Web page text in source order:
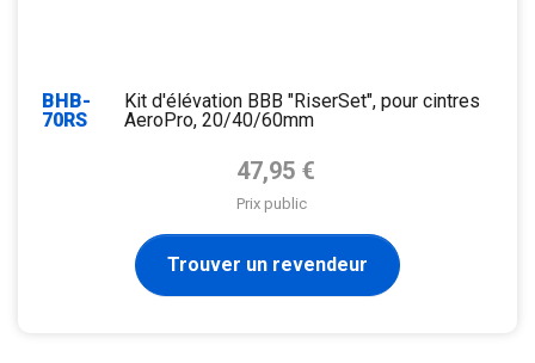
BHB-
70RS
Kit d'élévation BBB "RiserSet", pour cintres
AeroPro, 20/40/60mm
Prix de base
47,95 €
Prix public
Trouver un revendeur